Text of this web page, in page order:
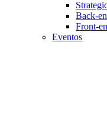
Back-
Front-
Eventos